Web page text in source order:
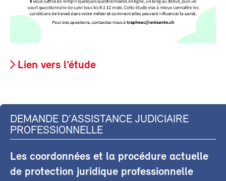
Lien vers l’étude
DEMANDE D'ASSISTANCE JUDICIAIRE
PROFESSIONNELLE
Les coordonnées et la procédure actuelle
de protection juridique professionnelle